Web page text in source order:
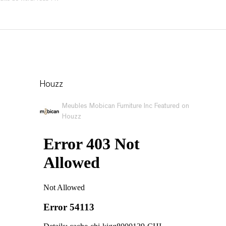
Houzz
Meubles Mobican Furniture Inc Featured on
Houzz